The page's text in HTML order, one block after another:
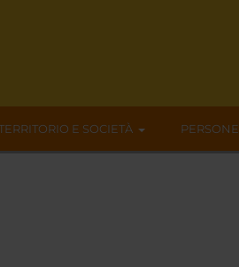
E SOCIETÀ PERSONE